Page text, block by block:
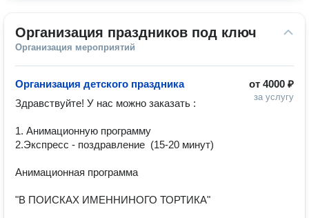
Организация праздников под ключ
Организация мероприятий
от 4000 ₽
за услугу
Организация детского праздника
Здравствуйте! У нас можно заказать :
1. Анимационную программу
2.Экспресс - поздравление  (15-20 минут)
Анимационная программа
"В ПОИСКАХ ИМЕННИНОГО ТОРТИКА"